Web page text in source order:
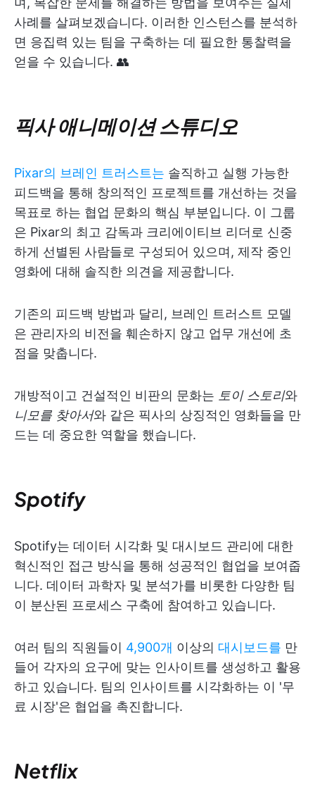
사례를 살펴보겠습니다. 이러한 인스턴스를 분석하
면 응집력 있는 팀을 구축하는 데 필요한 통찰력을
얻을 수 있습니다. 👥
픽사 애니메이션 스튜디오
Pixar의 브레인 트러스트는 솔직하고 실행 가능한
피드백을 통해 창의적인 프로젝트를 개선하는 것을
목표로 하는 협업 문화의 핵심 부분입니다. 이 그룹
은 Pixar의 최고 감독과 크리에이티브 리더로 신중
하게 선별된 사람들로 구성되어 있으며, 제작 중인
영화에 대해 솔직한 의견을 제공합니다.
기존의 피드백 방법과 달리, 브레인 트러스트 모델
은 관리자의 비전을 훼손하지 않고 업무 개선에 초
점을 맞춥니다.
개방적이고 건설적인 비판의 문화는 토이 스토리와
니모를 찾아서와 같은 픽사의 상징적인 영화들을 만
드는 데 중요한 역할을 했습니다.
Spotify
Spotify는 데이터 시각화 및 대시보드 관리에 대한
혁신적인 접근 방식을 통해 성공적인 협업을 보여줍
니다. 데이터 과학자 및 분석가를 비롯한 다양한 팀
이 분산된 프로세스 구축에 참여하고 있습니다.
여러 팀의 직원들이 4,900개 이상의 대시보드를 만
들어 각자의 요구에 맞는 인사이트를 생성하고 활용
하고 있습니다. 팀의 인사이트를 시각화하는 이 '무
료 시장'은 협업을 촉진합니다.
Netflix